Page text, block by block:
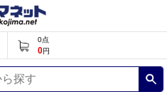
0点
0円